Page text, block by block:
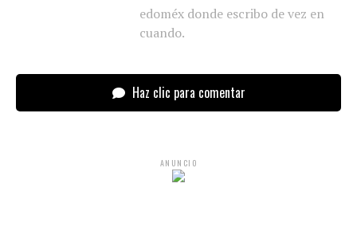
edoméx donde escribo de vez en
cuando.
Haz clic para comentar
ANUNCIO